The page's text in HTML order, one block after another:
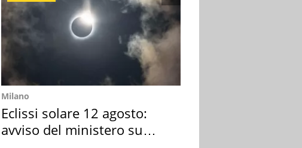
Milano
Eclissi solare 12 agosto:
avviso del ministero su